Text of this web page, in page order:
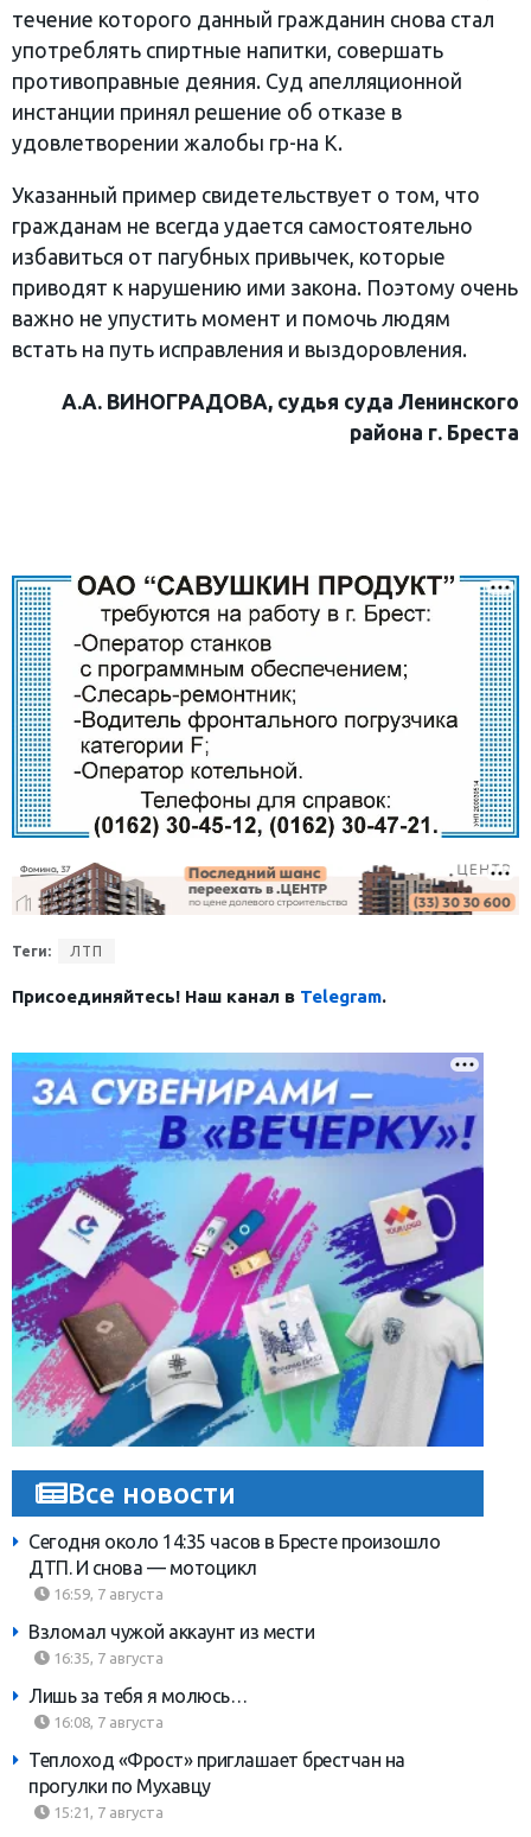
течение которого данный гражданин снова стал
употреблять спиртные напитки, совершать
противоправные деяния. Суд апелляционной
инстанции принял решение об отказе в
удовлетворении жалобы гр-на К.
Указанный пример свидетельствует о том, что
гражданам не всегда удается самостоятельно
избавиться от пагубных привычек, которые
приводят к нарушению ими закона. Поэтому очень
важно не упустить момент и помочь людям
встать на путь исправления и выздоровления.
А.А. ВИНОГРАДОВА, судья суда Ленинского
района г. Бреста
Теги: ЛТП
Присоединяйтесь! Наш канал в Telegram.
Все новости
Сегодня около 14:35 часов в Бресте произошло
ДТП. И снова — мотоцикл
16:59, 7 августа
Взломал чужой аккаунт из мести
16:35, 7 августа
Лишь за тебя я молюсь…
16:08, 7 августа
Теплоход «Фрост» приглашает брестчан на
прогулки по Мухавцу
15:21, 7 августа